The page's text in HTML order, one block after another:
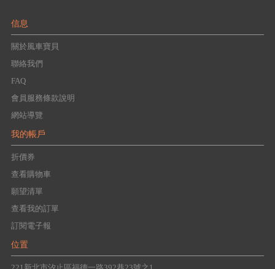
信息
關於風車寶貝
聯絡我們
FAQ
會員服務條款說明
網站導覽
我的帳戶
折價券
查看購物車
願望清單
查看我的訂單
訂閱電子報
位置